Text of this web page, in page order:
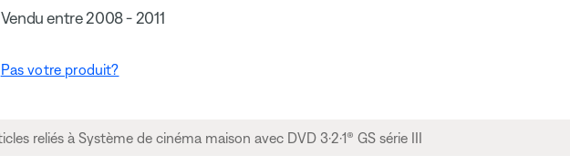
Vendu entre 2008 - 2011
Pas votre produit?